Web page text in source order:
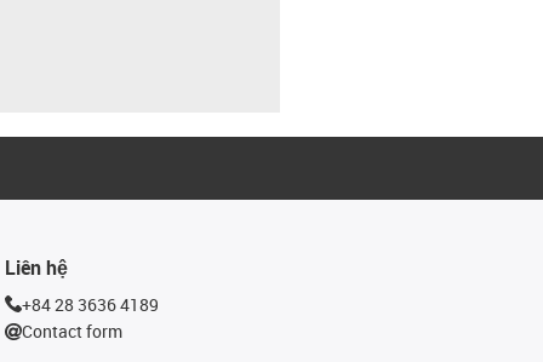
Liên hệ
+84 28 3636 4189
Contact form